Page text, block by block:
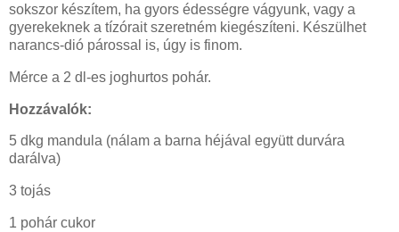
sokszor készítem, ha gyors édességre vágyunk, vagy a
gyerekeknek a tízórait szeretném kiegészíteni. Készülhet
narancs-dió párossal is, úgy is finom.
Mérce a 2 dl-es joghurtos pohár.
Hozzávalók:
5 dkg mandula (nálam a barna héjával együtt durvára
darálva)
3 tojás
1 pohár cukor